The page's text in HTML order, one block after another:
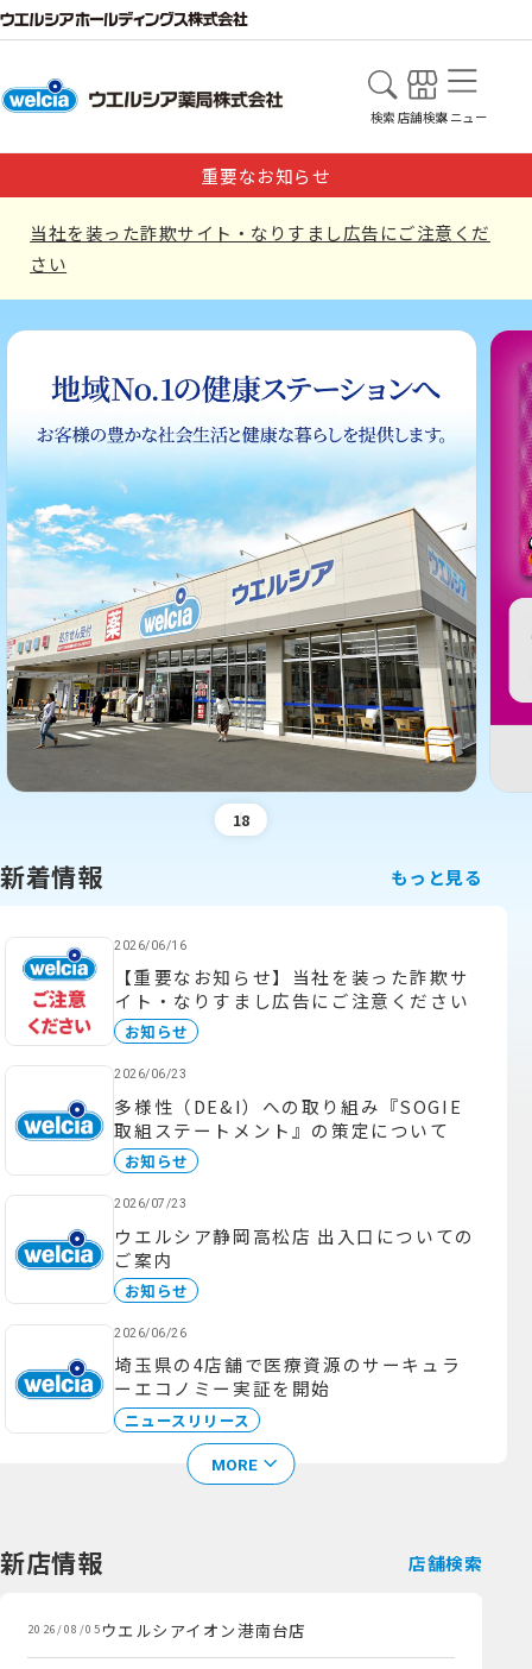
検索 店舗検索メニュー
重要なお知らせ
当社を装った詐欺サイト・なりすまし広告にご注意くだ
さい
18
新着情報 もっと見る
2026/06/16
【重要なお知らせ】当社を装った詐欺サ
イト・なりすまし広告にご注意ください
お知らせ
2026/06/23
多様性（DE&I）への取り組み『SOGIE
取組ステートメント』の策定について
お知らせ
2026/07/23
ウエルシア静岡高松店 出入口についての
ご案内
お知らせ
2026/06/26
埼玉県の4店舗で医療資源のサーキュラ
ーエコノミー実証を開始
ニュースリリース
MORE
新店情報 店舗検索